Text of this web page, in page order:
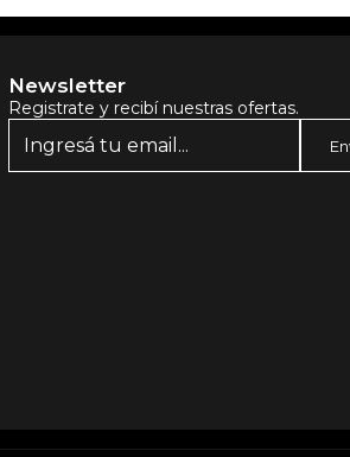
Newsletter
Registrate y recibí nuestras ofertas.